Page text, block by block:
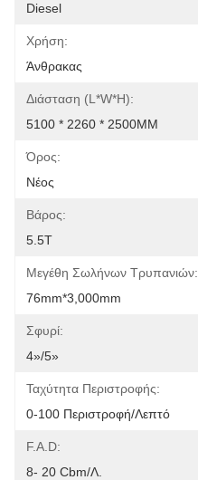
Diesel
Χρήση:
Άνθρακας
Διάσταση (l*w*h):
5100 * 2260 * 2500MM
Όρος:
Νέος
Βάρος:
5.5T
Μεγέθη Σωλήνων Τρυπανιών:
76mm*3,000mm
Σφυρί:
4»/5»
Ταχύτητα Περιστροφής:
0-100 Περιστροφή/λεπτό
F.A.D:
8- 20 Cbm/λ.